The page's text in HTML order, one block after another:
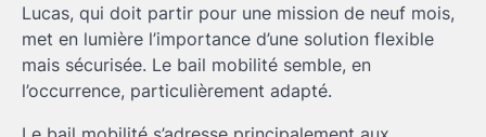
Lucas, qui doit partir pour une mission de neuf mois,
met en lumière l’importance d’une solution flexible
mais sécurisée. Le bail mobilité semble, en
l’occurrence, particulièrement adapté.